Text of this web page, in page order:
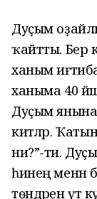
Дуҫым
ҡайтты. Бер
ханым
ханыма 40
Дуҫым
китәләр.
ни?”-ти.
һинең менән
төндәрен үтә